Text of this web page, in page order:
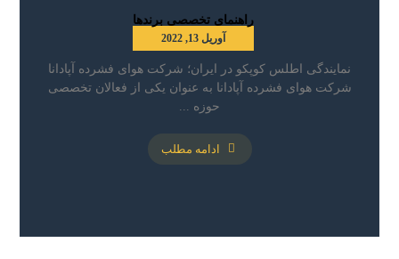
راهنمای تخصصی برندها
آوریل 13, 2022
نمایندگی اطلس کوپکو در ایران؛ شرکت هوای فشرده آپادانا
شرکت هوای فشرده آپادانا به عنوان یکی از فعالان تخصصی
حوزه ...
ادامه مطلب